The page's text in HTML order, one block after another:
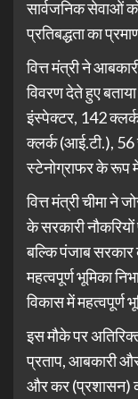
सार्वजनिक सेवाओं
प्रतिबद्धता का
वित्त मंत्री ने
विवरण देते हुए
इंस्पेक्टर, 142
क्लर्क (आई.टी.),
स्टेनोग्राफर के रूप
वित्त मंत्री चीमा ने
के सरकारी
बल्कि पंजाब सरकार
महत्वपूर्ण भूमिका
विकास में महत्वपूर्ण
इस मौके पर
प्रताप, आबकारी
और कर (प्रशासन)